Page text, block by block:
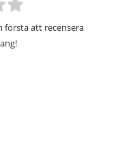
första att recensera